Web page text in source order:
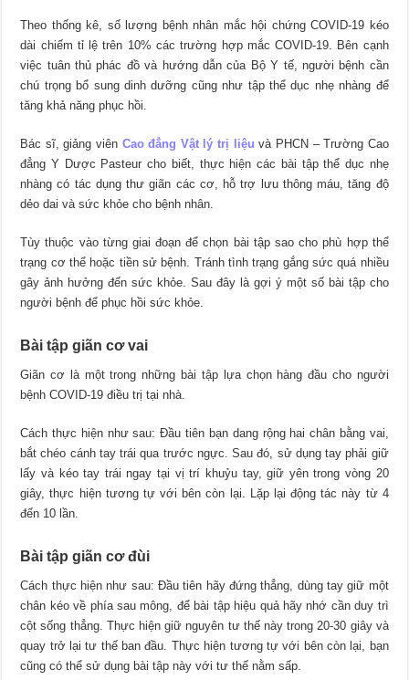
Theo thống kê, số lượng bệnh nhân mắc hội chứng COVID-19 kéo
dài chiếm tỉ lệ trên 10% các trường hợp mắc COVID-19. Bên cạnh
việc tuân thủ phác đồ và hướng dẫn của Bộ Y tế, người bệnh cần
chú trọng bổ sung dinh dưỡng cũng như tập thể dục nhẹ nhàng để
tăng khả năng phục hồi.
Bác sĩ, giảng viên Cao đẳng Vật lý trị liệu và PHCN – Trường Cao
đẳng Y Dược Pasteur cho biết, thực hiện các bài tập thể dục nhẹ
nhàng có tác dụng thư giãn các cơ, hỗ trợ lưu thông máu, tăng độ
dẻo dai và sức khỏe cho bệnh nhân.
Tùy thuộc vào từng giai đoạn để chọn bài tập sao cho phù hợp thể
trạng cơ thể hoặc tiền sử bệnh. Tránh tình trạng gắng sức quá nhiều
gây ảnh hưởng đến sức khỏe. Sau đây là gợi ý một số bài tập cho
người bệnh để phục hồi sức khỏe.
Bài tập giãn cơ vai
Giãn cơ là một trong những bài tập lựa chọn hàng đầu cho người
bệnh COVID-19 điều trị tại nhà.
Cách thực hiện như sau: Đầu tiên bạn dang rộng hai chân bằng vai,
bắt chéo cánh tay trái qua trước ngực. Sau đó, sử dụng tay phải giữ
lấy và kéo tay trái ngay tại vị trí khuỷu tay, giữ yên trong vòng 20
giây, thực hiện tương tự với bên còn lại. Lặp lại động tác này từ 4
đến 10 lần.
Bài tập giãn cơ đùi
Cách thực hiện như sau: Đầu tiên hãy đứng thẳng, dùng tay giữ một
chân kéo về phía sau mông, để bài tập hiệu quả hãy nhớ cần duy trì
cột sống thẳng. Thực hiện giữ nguyên tư thế này trong 20-30 giây và
quay trở lại tư thế ban đầu. Thực hiện tương tự với bên còn lại, bạn
cũng có thể sử dụng bài tập này với tư thế nằm sấp.